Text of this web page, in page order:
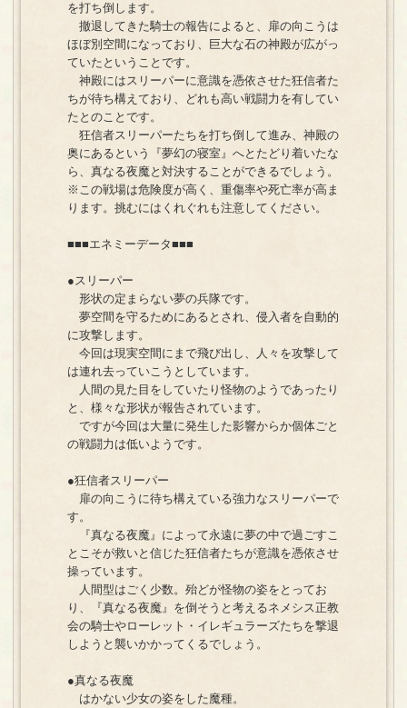
を打ち倒します。
撤退してきた騎士の報告によると、扉の向こうは
ほぼ別空間になっており、巨大な石の神殿が広がっ
ていたということです。
神殿にはスリーパーに意識を憑依させた狂信者た
ちが待ち構えており、どれも高い戦闘力を有してい
たとのことです。
狂信者スリーパーたちを打ち倒して進み、神殿の
奥にあるという『夢幻の寝室』へとたどり着いたな
ら、真なる夜魔と対決することができるでしょう。
※この戦場は危険度が高く、重傷率や死亡率が高ま
ります。挑むにはくれぐれも注意してください。
■■■エネミーデータ■■■
●スリーパー
形状の定まらない夢の兵隊です。
夢空間を守るためにあるとされ、侵入者を自動的
に攻撃します。
今回は現実空間にまで飛び出し、人々を攻撃して
は連れ去っていこうとしています。
人間の見た目をしていたり怪物のようであったり
と、様々な形状が報告されています。
ですが今回は大量に発生した影響からか個体ごと
の戦闘力は低いようです。
●狂信者スリーパー
扉の向こうに待ち構えている強力なスリーパーで
す。
『真なる夜魔』によって永遠に夢の中で過ごすこ
とこそが救いと信じた狂信者たちが意識を憑依させ
操っています。
人間型はごく少数。殆どが怪物の姿をとってお
り、『真なる夜魔』を倒そうと考えるネメシス正教
会の騎士やローレット・イレギュラーズたちを撃退
しようと襲いかかってくるでしょう。
●真なる夜魔
はかない少女の姿をした魔種。